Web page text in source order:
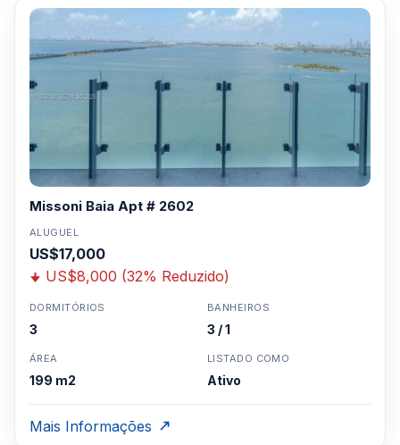
Missoni Baia Apt # 2602
ALUGUEL
US$17,000
US$8,000 (32% Reduzido)
DORMITÓRIOS
3
BANHEIROS
3 / 1
ÁREA
199 m2
LISTADO COMO
Ativo
Mais Informações